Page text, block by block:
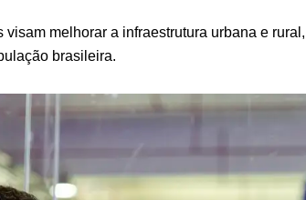
visam melhorar a infraestrutura urbana e
brasileira.